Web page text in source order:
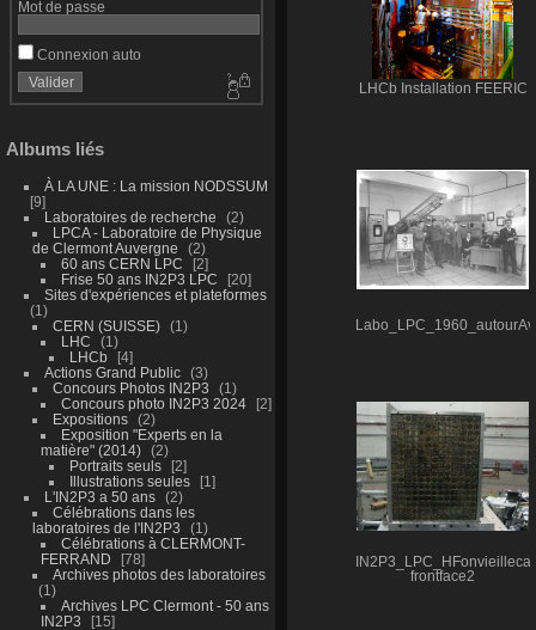
Mot de passe
Connexion auto
Albums liés
À LA UNE : La mission NODSSUM
9
Laboratoires de recherche
2
LPCA - Laboratoire de Physique
de Clermont Auvergne
2
60 ans CERN LPC
2
Frise 50 ans IN2P3 LPC
20
Sites d'expériences et plateformes
1
CERN (SUISSE)
1
LHC
1
LHCb
4
Actions Grand Public
3
Concours Photos IN2P3
1
Concours photo IN2P3 2024
2
Expositions
2
Exposition "Experts en la
matière" (2014)
2
Portraits seuls
2
Illustrations seules
1
L'IN2P3 a 50 ans
2
Célébrations dans les
laboratoires de l'IN2P3
1
Célébrations à CLERMONT-
FERRAND
78
Archives photos des laboratoires
1
Archives LPC Clermont - 50 ans
IN2P3
15
LHCb Installation FEERIC
frontface2